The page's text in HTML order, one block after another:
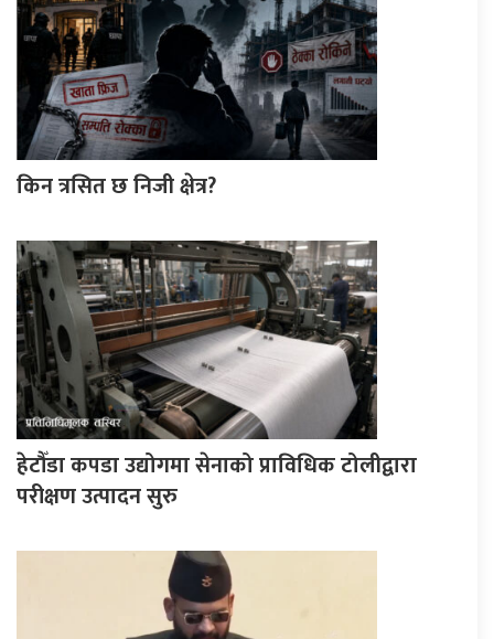
किन त्रसित छ निजी क्षेत्र?
हेटौँडा कपडा उद्योगमा सेनाको प्राविधिक टोलीद्वारा
परीक्षण उत्पादन सुरु